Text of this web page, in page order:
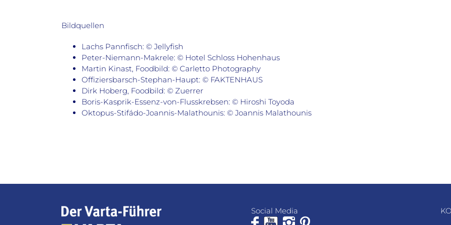
Bildquellen
Lachs Pannfisch: © Jellyfish
Peter-Niemann-Makrele: © Hotel Schloss Hohenhaus
Martin Kinast, Foodbild: © Carletto Photography
Offiziersbarsch-Stephan-Haupt: © FAKTENHAUS
Dirk Hoberg, Foodbild: © Zuerrer
Boris-Kasprik-Essenz-von-Flusskrebsen: © Hiroshi Toyoda
Oktopus-Stifádo-Joannis-Malathounis: © Joannis Malathounis
Social Media